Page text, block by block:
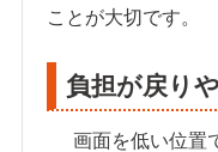
ことが大切です。
負担が戻り
画面を低い位置